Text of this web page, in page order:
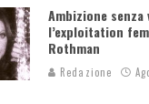
Ambizione
l’exploitation
Rothman
Redazione